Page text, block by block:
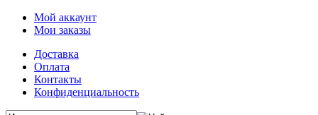
Мой аккаунт
Мои заказы
Доставка
Оплата
Контакты
Конфиденциальность